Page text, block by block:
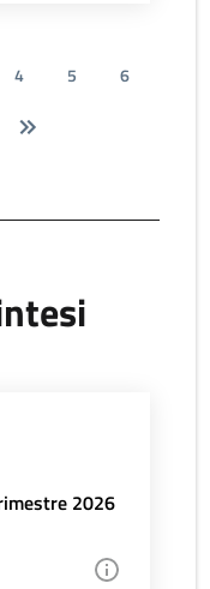
4 5
6
2026